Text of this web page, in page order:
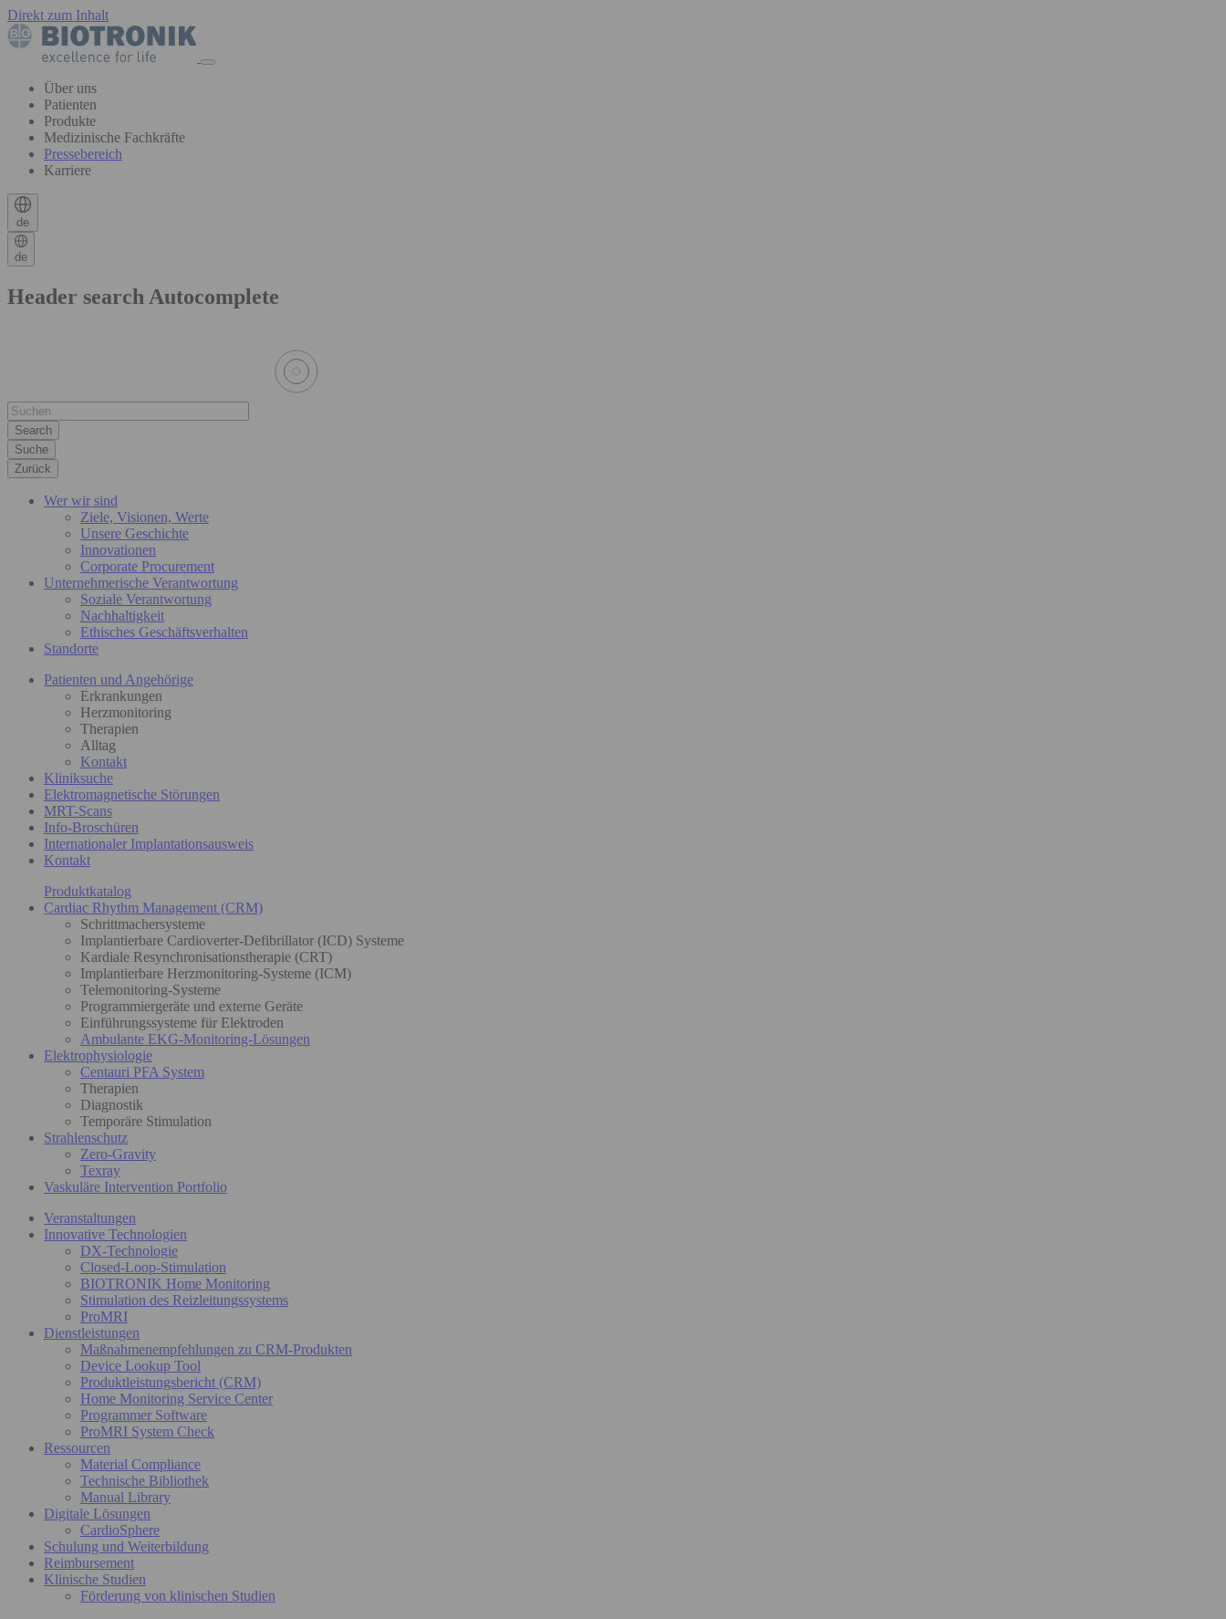
Direkt zum Inhalt
Über uns
Patienten
Produkte
Medizinische Fachkräfte
Pressebereich
Karriere
de
de
Header search Autocomplete
Suche
Zurück
Wer wir sind
Ziele, Visionen, Werte
Unsere Geschichte
Innovationen
Corporate Procurement
Unternehmerische Verantwortung
Soziale Verantwortung
Nachhaltigkeit
Ethisches Geschäftsverhalten
Standorte
Patienten und Angehörige
Erkrankungen
Herzmonitoring
Therapien
Alltag
Kontakt
Kliniksuche
Elektromagnetische Störungen
MRT-Scans
Info-Broschüren
Internationaler Implantationsausweis
Kontakt
Produktkatalog
Cardiac Rhythm Management (CRM)
Schrittmachersysteme
Implantierbare Cardioverter-Defibrillator (ICD) Systeme
Kardiale Resynchronisationstherapie (CRT)
Implantierbare Herzmonitoring-Systeme (ICM)
Telemonitoring-Systeme
Programmiergeräte und externe Geräte
Einführungssysteme für Elektroden
Ambulante EKG-Monitoring-Lösungen
Elektrophysiologie
Centauri PFA System
Therapien
Diagnostik
Temporäre Stimulation
Strahlenschutz
Zero-Gravity
Texray
Vaskuläre Intervention Portfolio
Veranstaltungen
Innovative Technologien
DX-Technologie
Closed-Loop-Stimulation
BIOTRONIK Home Monitoring
Stimulation des Reizleitungssystems
ProMRI
Dienstleistungen
Maßnahmenempfehlungen zu CRM-Produkten
Device Lookup Tool
Produktleistungsbericht (CRM)
Home Monitoring Service Center
Programmer Software
ProMRI System Check
Ressourcen
Material Compliance
Technische Bibliothek
Manual Library
Digitale Lösungen
CardioSphere
Schulung und Weiterbildung
Reimbursement
Klinische Studien
Förderung von klinischen Studien